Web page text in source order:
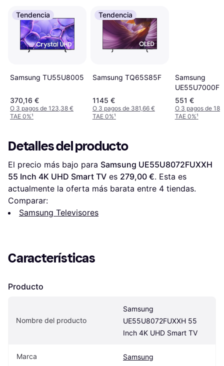
Tendencia
Samsung TU55U8005
370,16 €
O 3 pagos de 123,38 €
TAE 0%¹
Tendencia
Samsung TQ65S85F
1145 €
O 3 pagos de 381,66 €
TAE 0%¹
Samsung
UE55U7000F
551 €
O 3 pagos de
TAE 0%¹
Detalles del producto
El precio más bajo para Samsung UE55U8072FUXXH
55 Inch 4K UHD Smart TV es 279,00 €. Esta es
actualmente la oferta más barata entre 4 tiendas.
Comparar:
Samsung Televisores
Características
Producto
Nombre del producto
Samsung
UE55U8072FUXXH 55
Inch 4K UHD Smart TV
Marca Samsung